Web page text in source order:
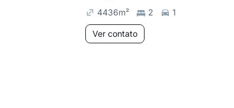
4436m² 2 1
Ver contato